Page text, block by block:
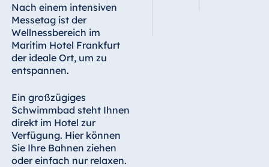
Nach einem intensiven
Messetag ist der
Wellnessbereich im
Maritim Hotel Frankfurt
der ideale Ort, um zu
entspannen.
Ein großzügiges
Schwimmbad steht Ihnen
direkt im Hotel zur
Verfügung. Hier können
Sie Ihre Bahnen ziehen
oder einfach nur relaxen.